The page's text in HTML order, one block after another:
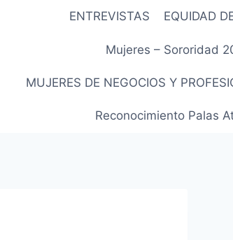
ENTREVISTAS EQUIDAD
Mujeres – Sororidad
MUJERES DE NEGOCIOS Y
Reconocimiento Palas